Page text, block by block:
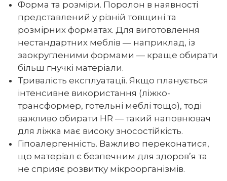
Форма та розміри. Поролон в наявності
представлений у різній товщині та
розмірних форматах. Для виготовлення
нестандартних меблів — наприклад, із
заокругленими формами — краще обирати
більш гнучкі матеріали.
Тривалість експлуатації. Якщо планується
інтенсивне використання (ліжко-
трансформер, готельні меблі тощо), тоді
важливо обирати HR — такий наповнювач
для ліжка має високу зносостійкість.
Гіпоалергенність. Важливо переконатися,
що матеріал є безпечним для здоров’я та
не сприяє розвитку мікроорганізмів.